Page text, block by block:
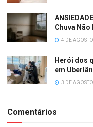
Chuva Não
4 DE
Herói dos
em
3 DE
Comentários